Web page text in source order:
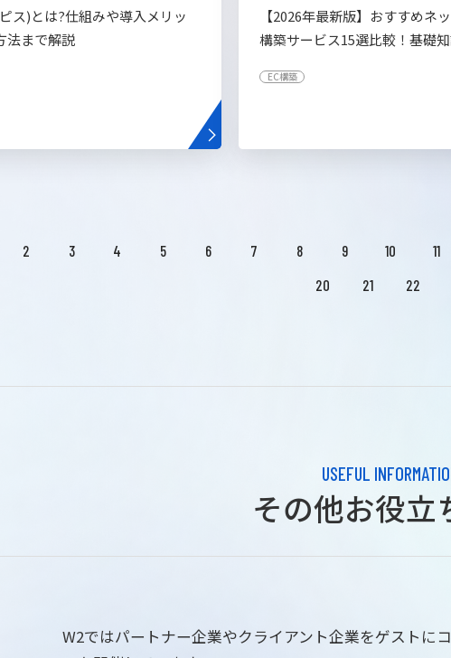
ス)とは?仕組みや導入メリッ
法まで解説
【2026年最新版】おすすめネ
構築サービス15選比較！基礎
EC構築
2 3 4 5 6 7 8 9 10 11
20
21 22
USEFUL
その他お役立
W2ではパートナー企業やクライアント企業をゲストに